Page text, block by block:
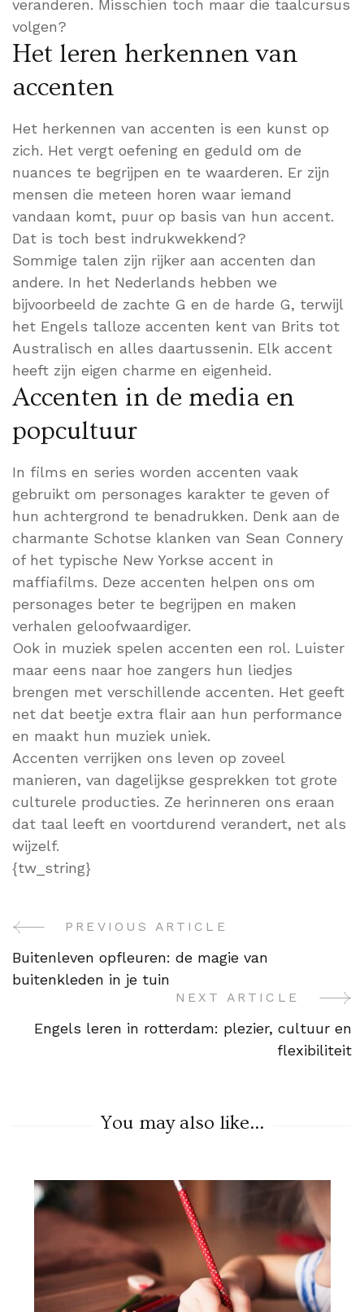
veranderen. Misschien toch maar die taalcursus
volgen?
Het leren herkennen van
accenten
Het herkennen van accenten is een kunst op
zich. Het vergt oefening en geduld om de
nuances te begrijpen en te waarderen. Er zijn
mensen die meteen horen waar iemand
vandaan komt, puur op basis van hun accent.
Dat is toch best indrukwekkend?
Sommige talen zijn rijker aan accenten dan
andere. In het Nederlands hebben we
bijvoorbeeld de zachte G en de harde G, terwijl
het Engels talloze accenten kent van Brits tot
Australisch en alles daartussenin. Elk accent
heeft zijn eigen charme en eigenheid.
Accenten in de media en
popcultuur
In films en series worden accenten vaak
gebruikt om personages karakter te geven of
hun achtergrond te benadrukken. Denk aan de
charmante Schotse klanken van Sean Connery
of het typische New Yorkse accent in
maffiafilms. Deze accenten helpen ons om
personages beter te begrijpen en maken
verhalen geloofwaardiger.
Ook in muziek spelen accenten een rol. Luister
maar eens naar hoe zangers hun liedjes
brengen met verschillende accenten. Het geeft
net dat beetje extra flair aan hun performance
en maakt hun muziek uniek.
Accenten verrijken ons leven op zoveel
manieren, van dagelijkse gesprekken tot grote
culturele producties. Ze herinneren ons eraan
dat taal leeft en voortdurend verandert, net als
wijzelf.
{tw_string}
Post
Navigation
PREVIOUS ARTICLE
Buitenleven opfleuren: de magie van
buitenkleden in je tuin
NEXT ARTICLE
Engels leren in rotterdam: plezier, cultuur en
flexibiliteit
You may also like...